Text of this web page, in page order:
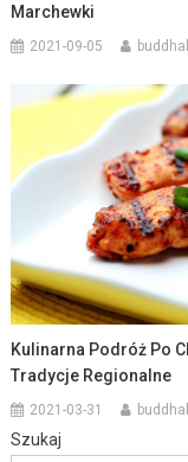
Marchewki
2021-09-05
Kulinarna Podróż Po
Tradycje Regionalne
2021-03-31
Szukaj